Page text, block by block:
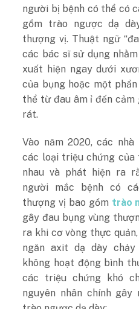
người bị bệnh có thể có
gồm trào ngược dạ
thượng vị. Thuật ngữ
các bác sĩ sử dụng
xuất hiện ngay dưới
của bụng hoặc một
thể từ đau âm ỉ đến cảm
rát.
Vào năm 2020, các
các loại triệu chứng của
nhau và phát hiện ra
người mắc bệnh có
thượng vị bao gồm trào
gây đau bụng vùng
ra khi cơ vòng thực
ngăn axit dạ dày
không hoạt động bình
các triệu chứng khó
nguyên nhân chính